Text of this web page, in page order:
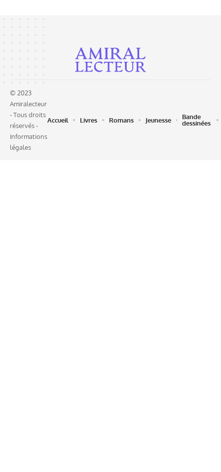
© 2023
Amiralecteur
- Tous droits
réservés -
Informations
légales
Accueil Livres Romans Jeunesse
Bande
dessinées